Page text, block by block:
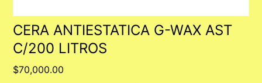
CERA ANTIESTATICA G-WAX AST
C/200 LITROS
$70,000.00